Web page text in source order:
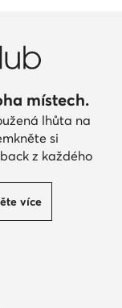
místech.
lhůta na
si
z každého
více